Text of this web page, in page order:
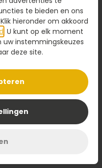
te bieden en ons
hieronder om akkoord
. U kunt op elk moment
instemmingskeuzes
deze site.